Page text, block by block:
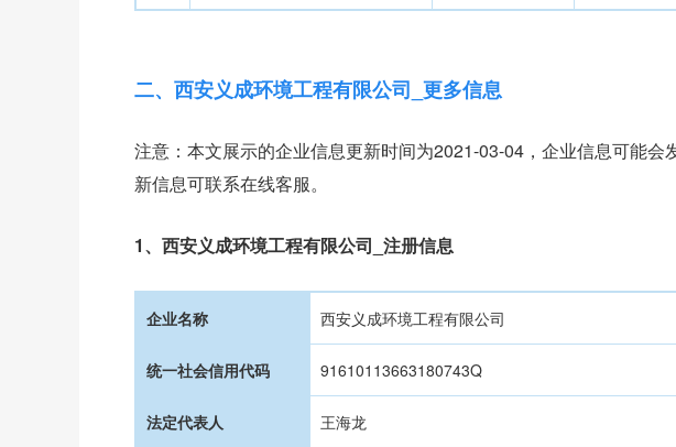
二、西安义成环境工程有限公司_更多信息
注意：本文展示的企业信息更新时间为2021-03-04，企业信息可能会
新信息可联系在线客服。
1、西安义成环境工程有限公司_注册信息
企业名称 西安义成环境工程有限公司
统一社会信用代码 91610113663180743Q
法定代表人 王海龙